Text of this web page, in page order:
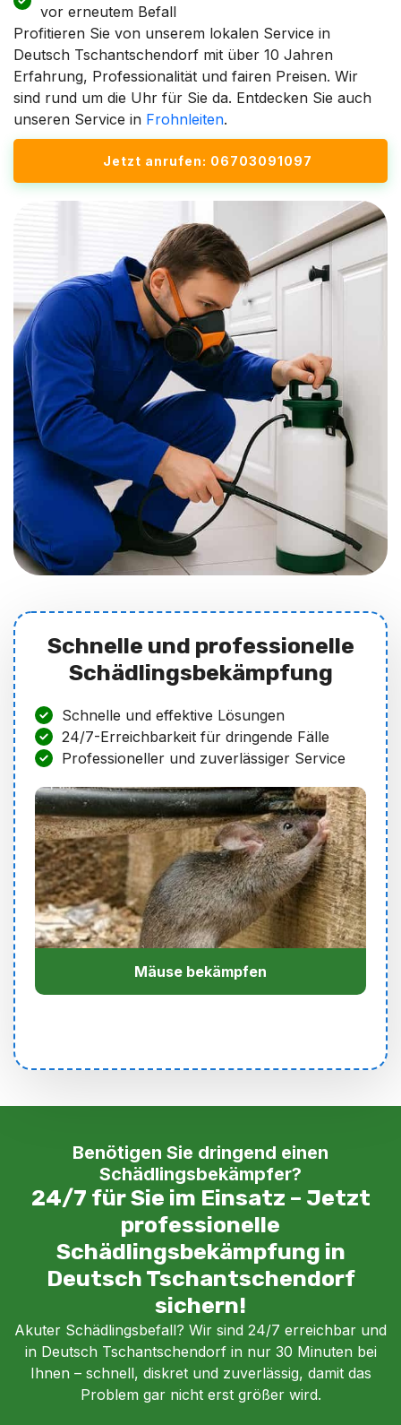
vor erneutem Befall
Profitieren Sie von unserem lokalen Service in
Deutsch Tschantschendorf mit über 10 Jahren
Erfahrung, Professionalität und fairen Preisen. Wir
sind rund um die Uhr für Sie da. Entdecken Sie auch
unseren Service in Frohnleiten.
Jetzt anrufen: 06703091097
Schnelle und professionelle
Schädlingsbekämpfung
Schnelle und effektive Lösungen
24/7-Erreichbarkeit für dringende Fälle
Professioneller und zuverlässiger Service
Mäuse bekämpfen
Benötigen Sie dringend einen
Schädlingsbekämpfer?
24/7 für Sie im Einsatz – Jetzt
professionelle
Schädlingsbekämpfung in
Deutsch Tschantschendorf
sichern!
Akuter Schädlingsbefall? Wir sind 24/7 erreichbar und
in Deutsch Tschantschendorf in nur 30 Minuten bei
Ihnen – schnell, diskret und zuverlässig, damit das
Problem gar nicht erst größer wird.